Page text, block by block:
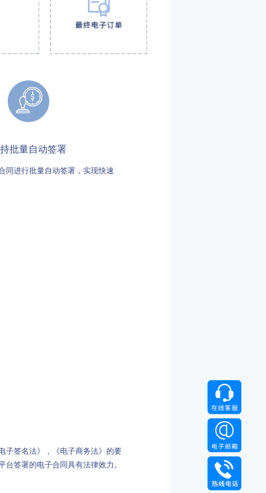
批量自动签署
同进行批量自动签署，实现快速
子签名法》，《电子商务法》的要
台签署的电子合同具有法律效力。